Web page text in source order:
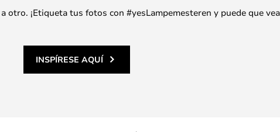
otro. ¡Etiqueta tus fotos con #yesLampemesteren y puede que
INSPÍRESE AQUÍ